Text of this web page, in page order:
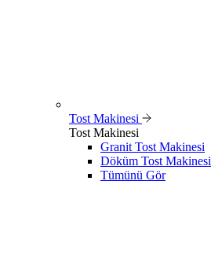
Tost Makinesi
Tost Makinesi
Granit Tost Makinesi
Döküm Tost Makinesi
Tümünü Gör